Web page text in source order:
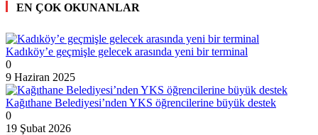
EN ÇOK OKUNANLAR
Kadıköy’e geçmişle gelecek arasında yeni bir terminal
0
9 Haziran 2025
Kağıthane Belediyesi’nden YKS öğrencilerine büyük destek
0
19 Şubat 2026